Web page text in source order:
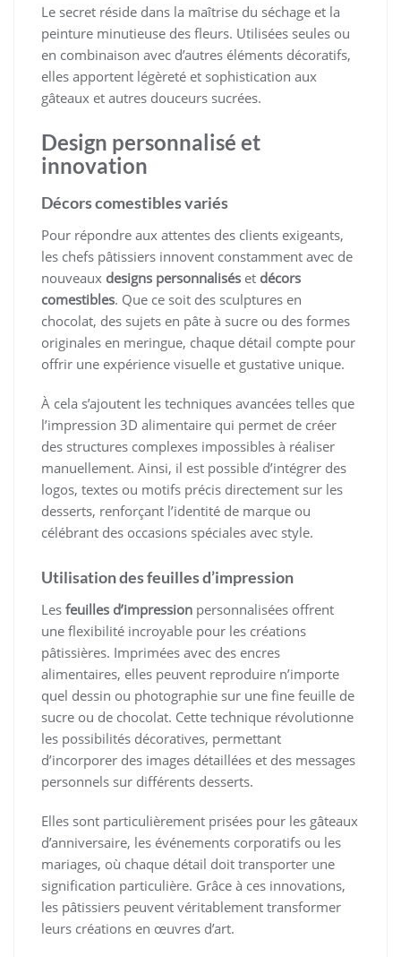
Le secret réside dans la maîtrise du séchage et la
peinture minutieuse des fleurs. Utilisées seules ou
en combinaison avec d’autres éléments décoratifs,
elles apportent légèreté et sophistication aux
gâteaux et autres douceurs sucrées.
Design personnalisé et
innovation
Décors comestibles variés
Pour répondre aux attentes des clients exigeants,
les chefs pâtissiers innovent constamment avec de
nouveaux designs personnalisés et décors
comestibles. Que ce soit des sculptures en
chocolat, des sujets en pâte à sucre ou des formes
originales en meringue, chaque détail compte pour
offrir une expérience visuelle et gustative unique.
À cela s’ajoutent les techniques avancées telles que
l’impression 3D alimentaire qui permet de créer
des structures complexes impossibles à réaliser
manuellement. Ainsi, il est possible d’intégrer des
logos, textes ou motifs précis directement sur les
desserts, renforçant l’identité de marque ou
célébrant des occasions spéciales avec style.
Utilisation des feuilles d’impression
Les feuilles d’impression personnalisées offrent
une flexibilité incroyable pour les créations
pâtissières. Imprimées avec des encres
alimentaires, elles peuvent reproduire n’importe
quel dessin ou photographie sur une fine feuille de
sucre ou de chocolat. Cette technique révolutionne
les possibilités décoratives, permettant
d’incorporer des images détaillées et des messages
personnels sur différents desserts.
Elles sont particulièrement prisées pour les gâteaux
d’anniversaire, les événements corporatifs ou les
mariages, où chaque détail doit transporter une
signification particulière. Grâce à ces innovations,
les pâtissiers peuvent véritablement transformer
leurs créations en œuvres d’art.